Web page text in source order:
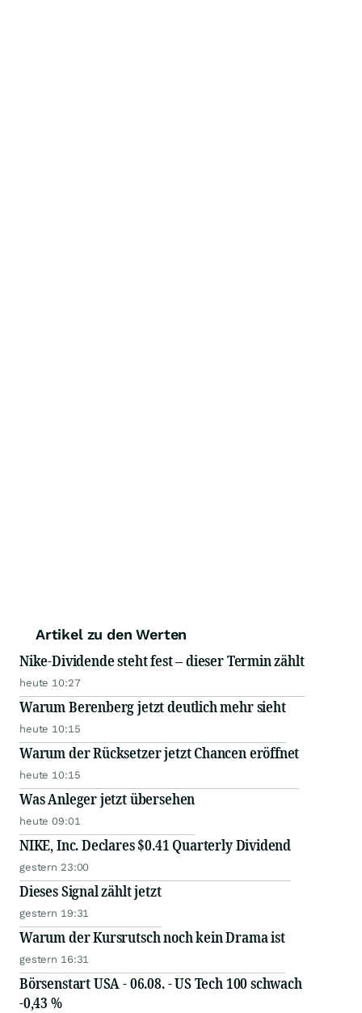
Artikel zu den Werten
Nike-Dividende steht fest – dieser Termin zählt
heute 10:27
Warum Berenberg jetzt deutlich mehr sieht
heute 10:15
Warum der Rücksetzer jetzt Chancen eröffnet
heute 10:15
Was Anleger jetzt übersehen
heute 09:01
NIKE, Inc. Declares $0.41 Quarterly Dividend
gestern 23:00
Dieses Signal zählt jetzt
gestern 19:31
Warum der Kursrutsch noch kein Drama ist
gestern 16:31
Börsenstart USA - 06.08. - US Tech 100 schwach
-0,43 %